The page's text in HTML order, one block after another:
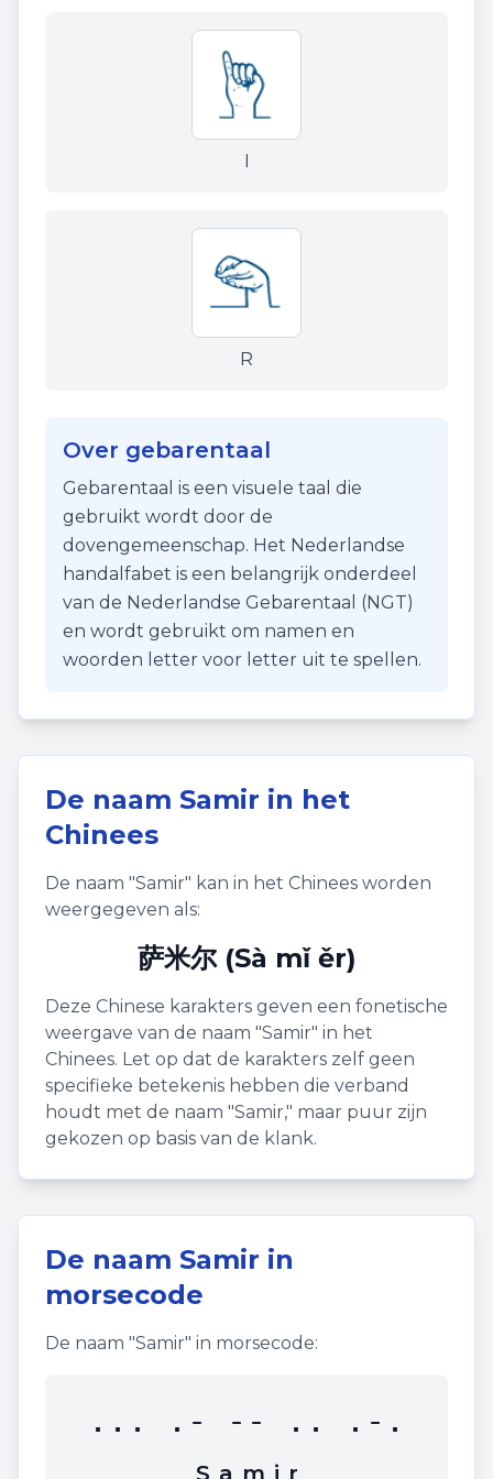
I
R
Over gebarentaal
Gebarentaal is een visuele taal die
gebruikt wordt door de
dovengemeenschap. Het Nederlandse
handalfabet is een belangrijk onderdeel
van de Nederlandse Gebarentaal (NGT)
en wordt gebruikt om namen en
woorden letter voor letter uit te spellen.
De naam Samir in het
Chinees
De naam "Samir" kan in het Chinees worden
weergegeven als:
萨米尔 (Sà mǐ ěr)
Deze Chinese karakters geven een fonetische
weergave van de naam "Samir" in het
Chinees. Let op dat de karakters zelf geen
specifieke betekenis hebben die verband
houdt met de naam "Samir," maar puur zijn
gekozen op basis van de klank.
De naam Samir in
morsecode
De naam "Samir" in morsecode:
... .- -- .. .-.
S a m i r